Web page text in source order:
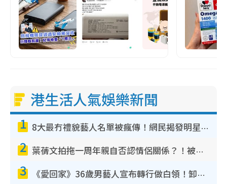
港生活人氣娛樂新聞
1 8大最冇禮貌藝人名單被瘋傳！網民揭發明星真面目 一致數臭呢位係無品天花板？
2 葉蒨文拍拖一周年親自否認情侶關係？！被質疑感情造假竟稱GM「普通同事」
3 《愛回家》36歲男藝人宣布轉行做白領！卸下藝人身份回歸素人平淡生活